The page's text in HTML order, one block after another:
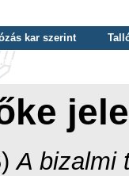
kar szerint
szerint
A bizalmi